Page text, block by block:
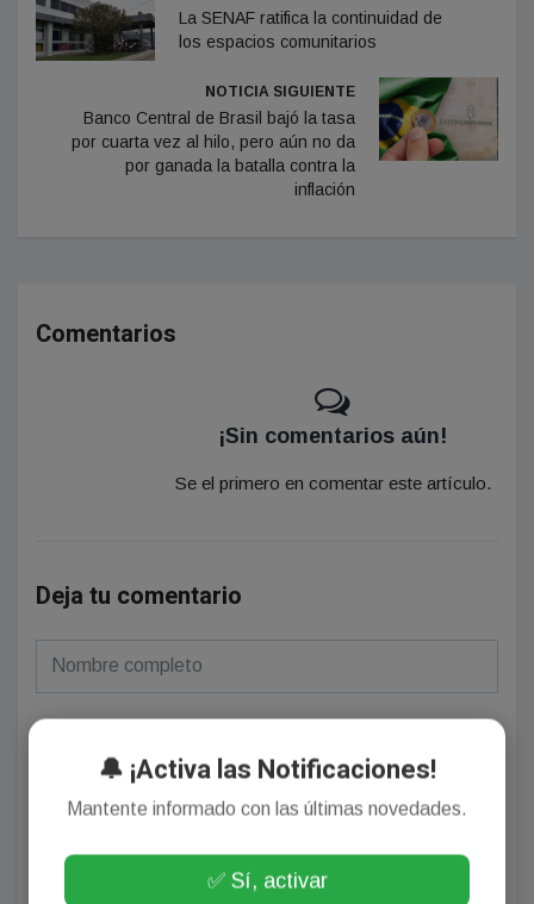
La SENAF ratifica la continuidad de
los espacios comunitarios
NOTICIA SIGUIENTE
Banco Central de Brasil bajó la tasa
por cuarta vez al hilo, pero aún no da
por ganada la batalla contra la
inflación
Comentarios
¡Sin comentarios aún!
Se el primero en comentar este artículo.
Deja tu comentario
🔔 ¡Activa las Notificaciones!
Mantente informado con las últimas novedades.
✅ Sí, activar